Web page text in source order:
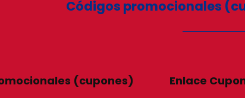
Códigos promocionales
(cupones) Enlace